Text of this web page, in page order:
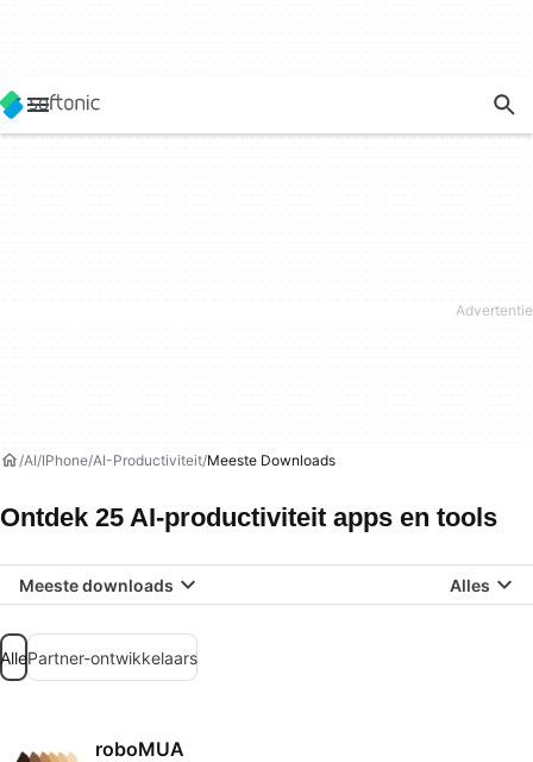
AI IPhone AI-Productiviteit Meeste Downloads
Ontdek 25 AI-productiviteit apps en tools
Meeste downloads Alles
AllePartner-ontwikkelaars
roboMUA